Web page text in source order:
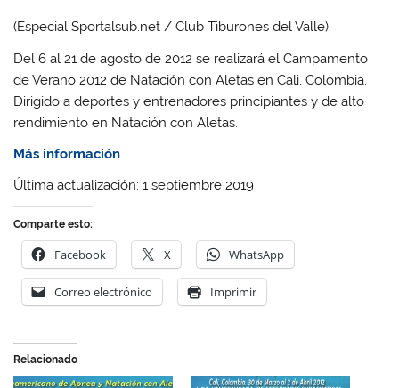
(Especial Sportalsub.net / Club Tiburones del Valle)
Del 6 al 21 de agosto de 2012 se realizará el Campamento
de Verano 2012 de Natación con Aletas en Cali, Colombia.
Dirigido a deportes y entrenadores principiantes y de alto
rendimiento en Natación con Aletas.
Más información
Última actualización: 1 septiembre 2019
Comparte esto:
Facebook X WhatsApp
Correo electrónico Imprimir
Relacionado